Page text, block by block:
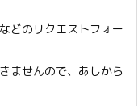
どのリクエストフォー
ませんので、あしから